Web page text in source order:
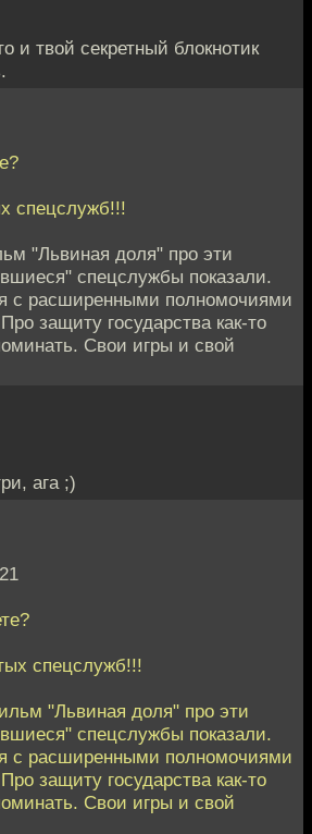
и твой секретный блокнотик
спецслужб!!!
"Львиная доля" про эти
спецслужбы показали.
с расширенными полномочиями
защиту государства как-то
Свои игры и свой
ага ;)
спецслужб!!!
"Львиная доля" про эти
спецслужбы показали.
с расширенными полномочиями
защиту государства как-то
Свои игры и свой